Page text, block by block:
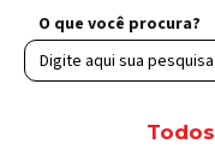
O que você procura?
Todos